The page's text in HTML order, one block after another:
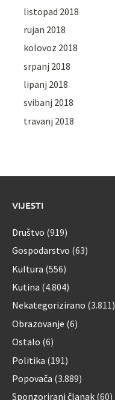
listopad 2018
rujan 2018
kolovoz 2018
srpanj 2018
lipanj 2018
svibanj 2018
travanj 2018
VIJESTI
Društvo (919)
Gospodarstvo (63)
Kultura (556)
Kutina (4.804)
Nekategorizirano (3.811)
Obrazovanje (6)
Ostalo (6)
Politika (191)
Popovača (3.889)
Sponzorirani članak (60)